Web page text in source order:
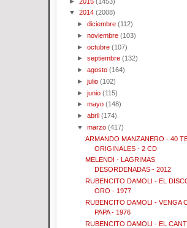
▼ 2014 (2008)
►diciembre (112)
►noviembre (103)
►octubre (107)
►septiembre (132)
►agosto (164)
►julio (102)
►junio (115)
►mayo (148)
►abril (174)
▼marzo (417)
ARMANDO MANZANERO - 40
ORIGINALES - 2 CD
MELENDI - LAGRIMAS
DESORDENADAS - 2012
RUBENCITO DAMOLI - EL
ORO - 1977
RUBENCITO DAMOLI - VENGA
PAPA - 1976
RUBENCITO DAMOLI - EL